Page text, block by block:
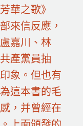
華之歌》
來信反應，
嘉川、林
產黨員抽
象。但也有
這本書的毛
，并曾經在